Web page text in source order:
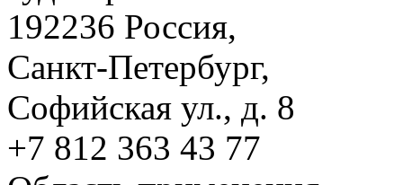
192236 Россия,
Санкт-Петербург,
Софийская ул., д. 8
+7 812 363 43 77